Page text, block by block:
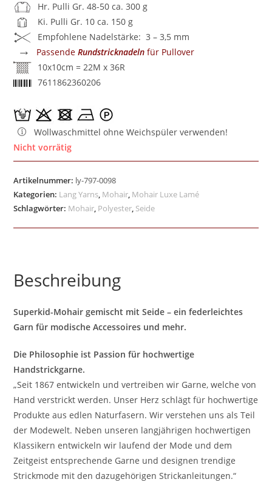
Hr. Pulli Gr. 48-50 ca. 300 g
Ki. Pulli Gr. 10 ca. 150 g
Empfohlene Nadelstärke: 3 – 3,5 mm
→ PassendeRundstricknadeln für Pullover
10x10cm = 22M x 36R
7611862360206
Wollwaschmittel ohne Weichspüler verwenden!
Nicht vorrätig
Artikelnummer: ly-797-0098
Kategorien: Lang Yarns Mohair Mohair Luxe Lamé
Schlagwörter: Mohair Polyester Seide
Beschreibung
Superkid-Mohair gemischt mit Seide – ein federleichtes
Garn für modische Accessoires und mehr.
Die Philosophie ist Passion für hochwertige
Handstrickgarne.
„Seit 1867 entwickeln und vertreiben wir Garne, welche von
Hand verstrickt werden. Unser Herz schlägt für hochwertige
Produkte aus edlen Naturfasern. Wir verstehen uns als Teil
der Modewelt. Neben unseren langjährigen hochwertigen
Klassikern entwickeln wir laufend der Mode und dem
Zeitgeist entsprechende Garne und designen trendige
Strickmode mit den dazugehörigen Strickanleitungen.“